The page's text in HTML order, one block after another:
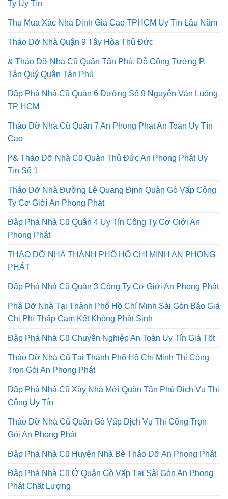
Ty Uy Tín
Thu Mua Xác Nhà Định Giá Cao TPHCM Uy Tín Lâu Năm
Tháo Dỡ Nhà Quận 9 Tây Hòa Thủ Đức
& Tháo Dỡ Nhà Cũ Quận Tân Phú, Đỗ Công Tường P.
Tân Quý Quận Tân Phú
Đập Phá Nhà Cũ Quận 6 Đường Số 9 Nguyễn Văn Luông
TP HCM
Tháo Dỡ Nhà Cũ Quận 7 An Phong Phát An Toàn Uy Tín
Cao
[*& Tháo Dỡ Nhà Cũ Quận Thủ Đức An Phong Phát Uy
Tín Số 1
Tháo Dỡ Nhà Đường Lê Quang Định Quận Gò Vấp Công
Ty Cơ Giới An Phong Phát
Đập Phá Nhà Cũ Quận 4 Uy Tín Công Ty Cơ Giới An
Phong Phát
THÁO DỠ NHÀ THÀNH PHỐ HỒ CHÍ MINH AN PHONG
PHÁT
Đập Phá Nhà Cũ Quận 3 Công Ty Cơ Giới An Phong Phát
Phá Dỡ Nhà Tại Thành Phố Hồ Chí Minh Sài Gòn Báo Giá
Chi Phí Thấp Cam Kết Không Phát Sinh
Đập Phá Nhà Cũ Chuyên Nghiệp An Toàn Uy Tín Giá Tốt
Tháo Dỡ Nhà Cũ Tại Thành Phố Hồ Chí Minh Thi Công
Trọn Gói An Phong Phát
Đập Phá Nhà Cũ Xây Nhà Mới Quận Tân Phú Dịch Vụ Thi
Công Uy Tín
Tháo Dỡ Nhà Cũ Quận Gò Vấp Dịch Vụ Thi Công Trọn
Gói An Phong Phát
Đập Phá Nhà Cũ Huyện Nhà Bè Tháo Dỡ An Phong Phát
Đập Phá Nhà Cũ Ở Quận Gò Vấp Tại Sài Gòn An Phong
Phát Chất Lượng